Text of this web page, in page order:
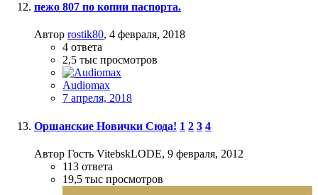
пежо 807 по копии паспорта.
Автор rostik80, 4 февраля, 2018
4 ответа
2,5 тыс просмотров
Audiomax
7 апреля, 2018
Оршанские Новички Сюда! 1 2 3 4
Автор Гость VitebskLODE, 9 февраля, 2012
113 ответа
19,5 тыс просмотров